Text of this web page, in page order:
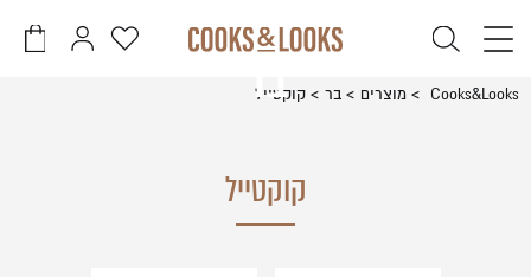
פתיחתפתיחת
סגור בר Cooks&Looks מוצרים בר קוקטייל
קוקטייל